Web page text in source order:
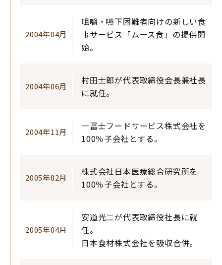
2004年04月
咀嚼・嚥下困難者向けの新しい食
事サービス「ムース食」の提供開
始。
2004年06月
村田士郎が代表取締役会長兼社長
に就任。
2004年11月
一冨士フードサービス株式会社を
100％子会社とする。
2005年02月
株式会社日本医療総合研究所を
100％子会社とする。
2005年04月
安道光二が代表取締役社長に就
任。
日本食材株式会社を吸収合併。